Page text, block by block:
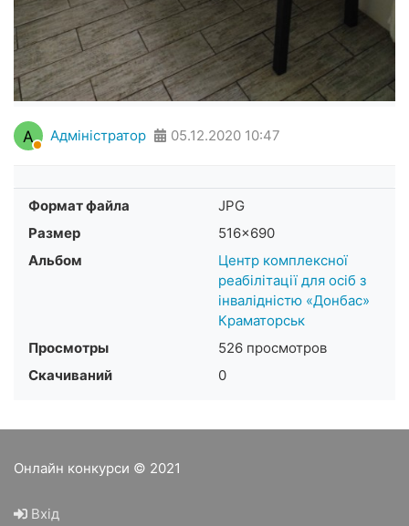
А Адміністратор 05.12.2020 10:47
Формат файла
JPG
Размер
516×690
Альбом
Центр комплексної
реабілітації для осіб з
інвалідністю «Донбас»
Краматорськ
Просмотры
526 просмотров
Скачиваний
0
Онлайн конкурси © 2021
Вхід